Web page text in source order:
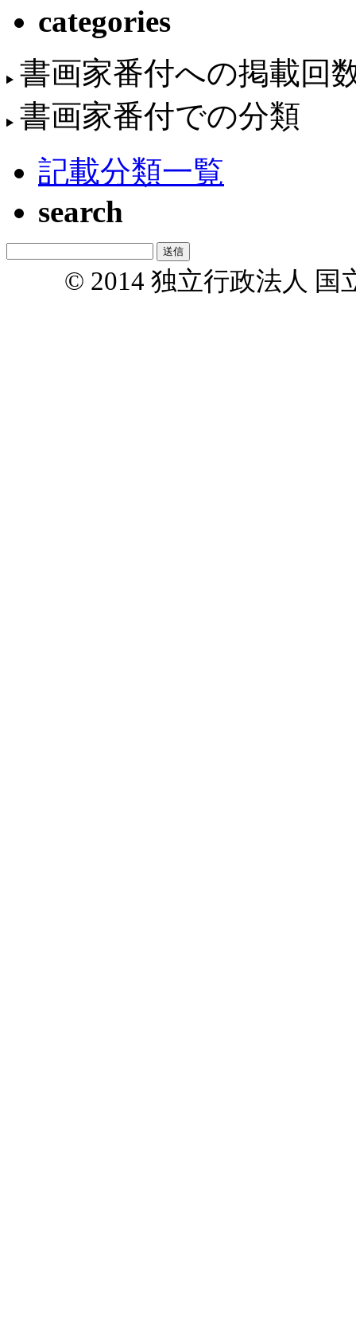
categories
書画家番付への掲載回
書画家番付での分類
記載分類一覧
search
© 2014 独立行政法人 国